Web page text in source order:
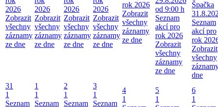
2026
Zobrazit
všechny
záznamy
ze dne
2026
Zobrazit
všechny
záznamy
ze dne
2026
Zobrazit
všechny
záznamy
ze dne
2026
Zobrazit
všechny
záznamy
ze dne
rok 2026
Zobrazit
všechny
záznamy
ze dne
od 9:00 h
Seznam
akcí pro
rok 2026
Zobrazit
všechny
záznamy
ze dne
Špačka
Seznam
akcí pro
rok
Zobrazit
všechny
dne
31
1
Seznam
1
1
Seznam
2
1
Seznam
3
1
Seznam
4
1
5
1
6
1